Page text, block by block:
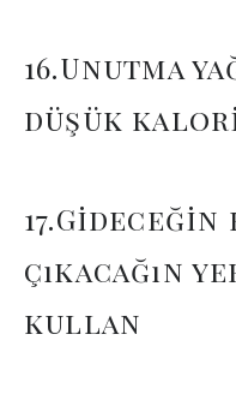
16.Unutma
düşük kalori
çıkacağın
kullan